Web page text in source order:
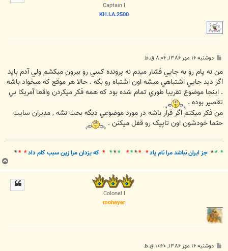
Captain I
KH.I.A.2500
پ
ت
دوشنبه ۱۶ مهر ۱۳۸۶, ۸:۰۶ ق.ظ
من نه پام رو به جايي فشار ميدم نه پرونده کسي رو بيرون ميکشم ولي آدم بايد
اگر ديد جايي اشتباهي ميشه اون اشتباه رو بگه . حالا هر موقع که ميخواد باشه
. اينجا موضوع تقريبا طوري تمام شده بود که همه فکر ميکردن واقعا آمريکا بي
تقصير بوده .
من فکر ميکنم اگر قرار باشه در مورد موضوعي ديگه بحث نشه , مديران سايت
حتما خودشون اون تاپيک رو قفل ميکنن .
* *
* جز ايران نباشد مرا نام ياد* *
*
*
*
*
*
*
* که يزدان مرا زين سبب کام داد* *
*
ب
ا
Colonel I
mohayer
پ دوشنبه ۱۶ مهر ۱۳۸۶, ۱۰:۲۰ ق.ظ